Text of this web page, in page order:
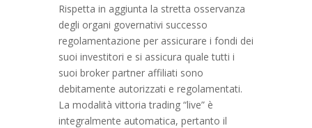
Rispetta in aggiunta la stretta osservanza
degli organi governativi successo
regolamentazione per assicurare i fondi dei
suoi investitori e si assicura quale tutti i
suoi broker partner affiliati sono
debitamente autorizzati e regolamentati.
La modalità vittoria trading “live” è
integralmente automatica, pertanto il